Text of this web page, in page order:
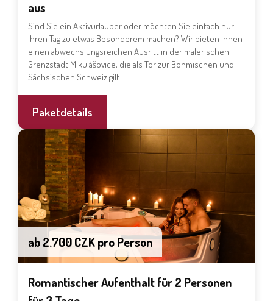
aus
Sind Sie ein Aktivurlauber oder möchten Sie einfach nur
Ihren Tag zu etwas Besonderem machen? Wir bieten Ihnen
einen abwechslungsreichen Ausritt in der malerischen
Grenzstadt Mikulášovice, die als Tor zur Böhmischen und
Sächsischen Schweiz gilt.
Paketdetails
Romantischer Aufenthalt für 2 Personen
ab 2.700 CZK pro Person